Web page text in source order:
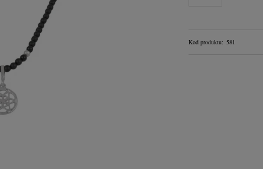
Kod produktu: 581